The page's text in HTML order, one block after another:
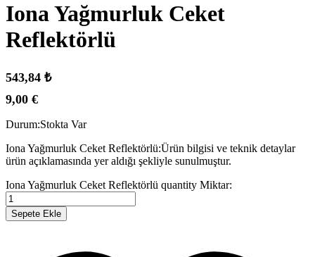
Iona Yağmurluk Ceket
Reflektörlü
543,84 ₺
9,00 €
Durum:Stokta Var
Iona Yağmurluk Ceket Reflektörlü:Ürün bilgisi ve teknik detaylar
ürün açıklamasında yer aldığı şekliyle sunulmuştur.
Iona Yağmurluk Ceket Reflektörlü quantity Miktar:
Sepete Ekle